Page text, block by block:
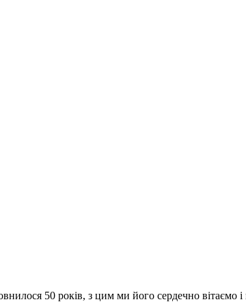
50 років, з цим ми його сердечно вітаємо